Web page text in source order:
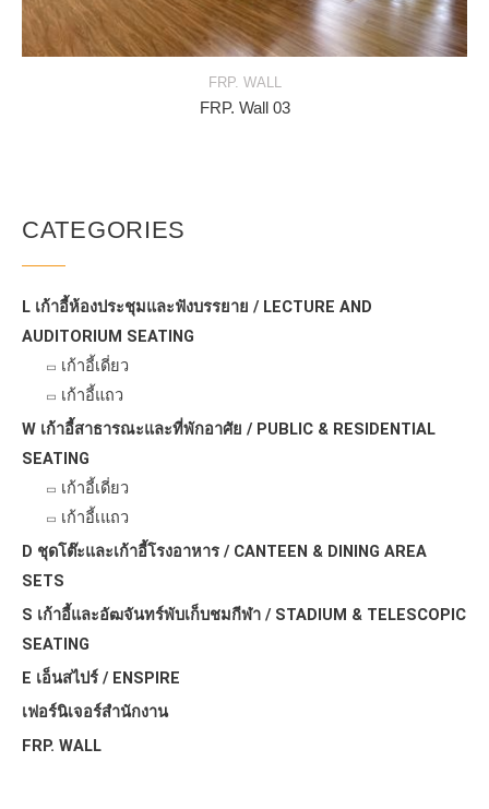
CATEGORIES
L เก้าอี้ห้องประชุมและฟังบรรยาย / LECTURE AND
AUDITORIUM SEATING
เก้าอี้เดี่ยว
เก้าอี้แถว
W เก้าอี้สาธารณะและที่พักอาศัย / PUBLIC & RESIDENTIAL
SEATING
เก้าอี้เดี่ยว
เก้าอี้เแถว
D ชุดโต๊ะและเก้าอี้โรงอาหาร / CANTEEN & DINING AREA
SETS
S เก้าอี้และอัฒจันทร์พับเก็บชมกีฬา / STADIUM & TELESCOPIC
SEATING
E เอ็นสไปร์ / ENSPIRE
เฟอร์นิเจอร์สำนักงาน
FRP. WALL
FRP. WALL
FRP. Wall 03